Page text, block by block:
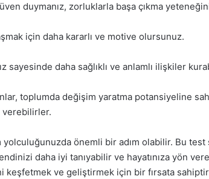
duymanız, zorluklarla başa çıkma
için daha kararlı ve motive olursunuz.
sayesinde daha sağlıklı ve anlamlı ilişkiler
toplumda değişim yaratma potansiyeline
verebilirler.
önemli bir adım olabilir. Bu
daha iyi tanıyabilir ve hayatınıza yön
keşfetmek ve geliştirmek için bir fırsata